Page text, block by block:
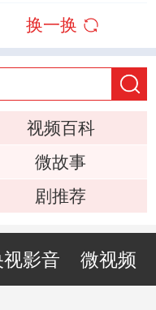
换一换
视频百科
微故事
剧推荐
视影音 微视频